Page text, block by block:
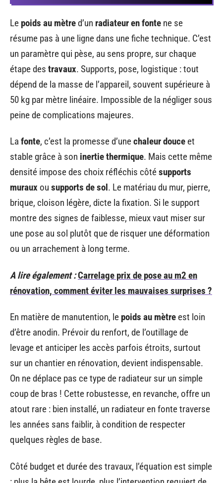
Le poids au mètred’un radiateur en fonte ne se
résume pas à une ligne dans une fiche technique. C’est
un paramètre qui pèse, au sens propre, sur chaque
étape des travaux. Supports, pose, logistique : tout
dépend de la masse de l’appareil, souvent supérieure à
50 kg par mètre linéaire. Impossible de la négliger sous
peine de complications majeures.
La fonte, c’est la promesse d’unechaleur douce et
stable grâce à son inertie thermique. Mais cette même
densité impose des choix réfléchis côtésupports
muraux ou supports de sol. Le matériau du mur, pierre,
brique, cloison légère, dicte la fixation. Si le support
montre des signes de faiblesse, mieux vaut miser sur
une pose au sol plutôt que de risquer une déformation
ou un arrachement à long terme.
A lire également :Carrelage prix de pose au m2 en
rénovation, comment éviter les mauvaises surprises ?
En matière de manutention, le poids au mètre est loin
d’être anodin. Prévoir du renfort, de l’outillage de
levage et anticiper les accès parfois étroits, surtout
sur un chantier en rénovation, devient indispensable.
On ne déplace pas ce type de radiateur sur un simple
coup de bras ! Cette robustesse, en revanche, offre un
atout rare : bien installé, un radiateur en fonte traverse
les années sans faiblir, à condition de respecter
quelques règles de base.
Côté budget et durée des travaux, l’équation est simple